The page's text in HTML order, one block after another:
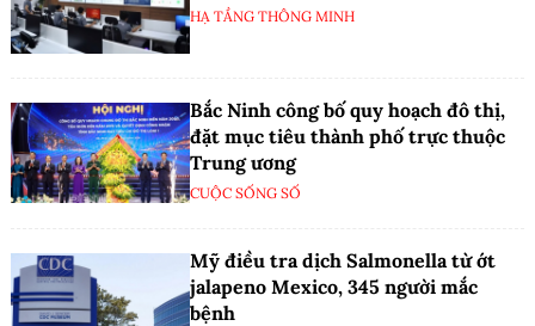
HẠ TẦNG THÔNG MINH
Bắc Ninh công bố quy hoạch đô thị,
đặt mục tiêu thành phố trực thuộc
Trung ương
CUỘC SỐNG SỐ
Mỹ điều tra dịch Salmonella từ ớt
jalapeno Mexico, 345 người mắc
bệnh